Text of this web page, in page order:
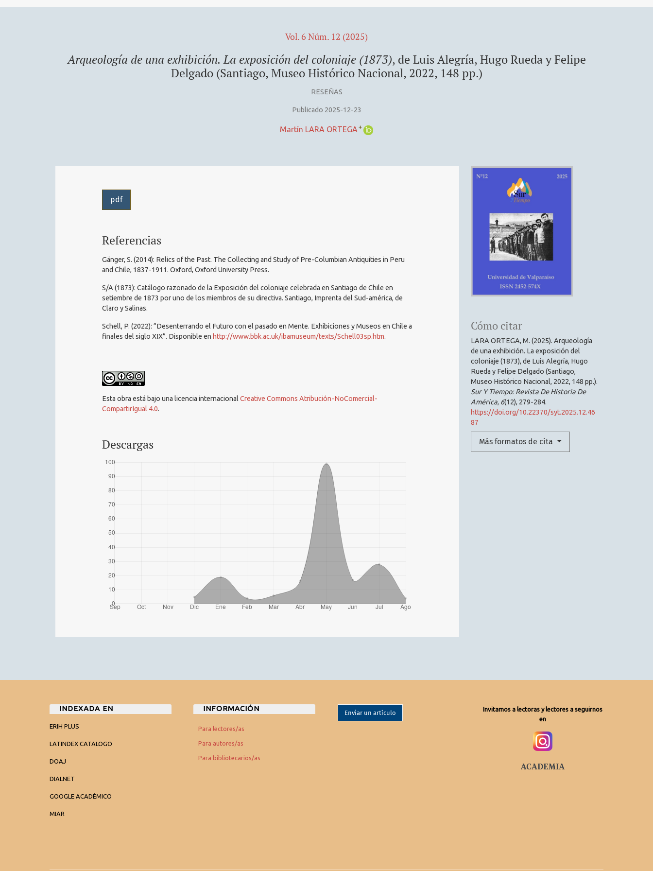
Vol. 6 Núm. 12 (2025)
Arqueología de una exhibición. La exposición del coloniaje (1873), de Luis Alegría, Hugo Rueda y Felipe
Delgado (Santiago, Museo Histórico Nacional, 2022, 148 pp.)
RESEÑAS
Publicado 2025-12-23
Martín LARA ORTEGA +
Cómo citar
LARA ORTEGA, M. (2025). Arqueología
de una exhibición. La exposición del
coloniaje (1873), de Luis Alegría, Hugo
Rueda y Felipe Delgado (Santiago,
Museo Histórico Nacional, 2022, 148 pp.).
Sur Y Tiempo: Revista De Historia De
América, 6(12), 279-284.
https://doi.org/10.22370/syt.2025.12.46
87
Más formatos de cita
pdf
Referencias
Gänger, S. (2014): Relics of the Past. The Collecting and Study of Pre-Columbian Antiquities in Peru
and Chile, 1837-1911. Oxford, Oxford University Press.
S/A (1873): Catálogo razonado de la Exposición del coloniaje celebrada en Santiago de Chile en
setiembre de 1873 por uno de los miembros de su directiva. Santiago, Imprenta del Sud-américa, de
Claro y Salinas.
Schell, P. (2022): “Desenterrando el Futuro con el pasado en Mente. Exhibiciones y Museos en Chile a
finales del siglo XIX”. Disponible en http://www.bbk.ac.uk/ibamuseum/texts/Schell03sp.htm.
Esta obra está bajo una licencia internacionalCreative Commons Atribución-NoComercial-
CompartirIgual 4.0.
Descargas
INDEXADA EN
ERIH PLUS
LATINDEX CATALOGO
DOAJ
DIALNET
GOOGLE ACADÉMICO
MIAR
INFORMACIÓN
Para lectores/as
Para autores/as
Para bibliotecarios/as
Enviar un artículo
Invitamos a lectoras y lectores a seguirnos
en